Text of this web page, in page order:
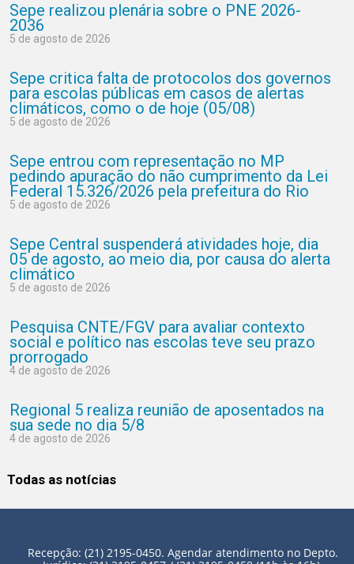
Sepe realizou plenária sobre o PNE 2026-
2036
5 de agosto de 2026
Sepe critica falta de protocolos dos governos
para escolas públicas em casos de alertas
climáticos, como o de hoje (05/08)
5 de agosto de 2026
Sepe entrou com representação no MP
pedindo apuração do não cumprimento da Lei
Federal 15.326/2026 pela prefeitura do Rio
5 de agosto de 2026
Sepe Central suspenderá atividades hoje, dia
05 de agosto, ao meio dia, por causa do alerta
climático
5 de agosto de 2026
Pesquisa CNTE/FGV para avaliar contexto
social e político nas escolas teve seu prazo
prorrogado
4 de agosto de 2026
Regional 5 realiza reunião de aposentados na
sua sede no dia 5/8
4 de agosto de 2026
Todas as notícias
Recepção: (21) 2195-0450. Agendar atendimento no Depto.